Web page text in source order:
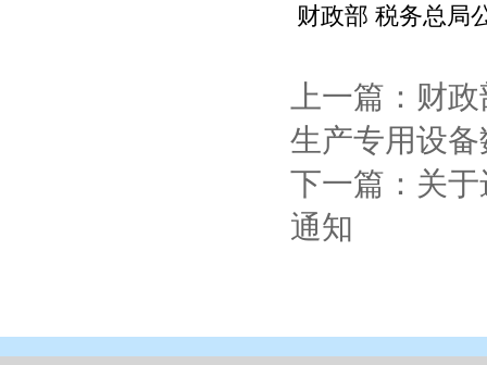
财政部 税务总局
上一篇：财
生产专用设
下一篇：关
通知